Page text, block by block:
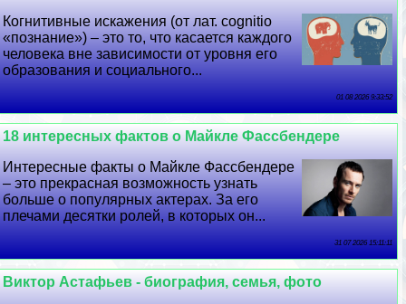
Когнитивные искажения (от лат. cognitiо
«познание») – это то, что касается каждого
человека вне зависимости от уровня его
образования и социального...
01 08 2026 9:33:52
18 интересных фактов о Майкле Фассбендере
Интересные факты о Майкле Фассбендере
– это прекрасная возможность узнать
больше о популярных актерах. За его
плечами десятки ролей, в которых он...
31 07 2026 15:11:11
Виктор Астафьев - биография, семья, фото